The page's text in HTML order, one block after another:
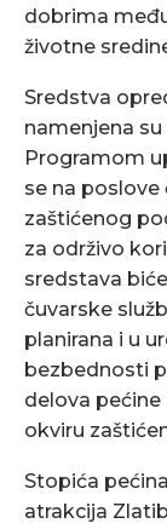
dobrima
životne
Sredstva
namenjena
Programom
se na poslove
zaštićenog
za održivo
sredstava
čuvarske
planirana i u
bezbednosti
delova
okviru
Stopića
atrakcija